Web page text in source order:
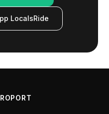
LocalsRide